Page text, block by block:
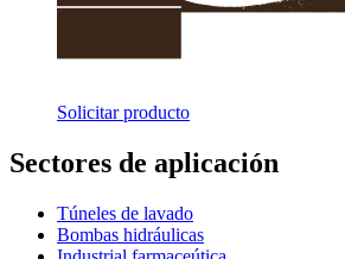
Solicitar producto
Sectores de aplicación
Túneles de lavado
Bombas hidráulicas